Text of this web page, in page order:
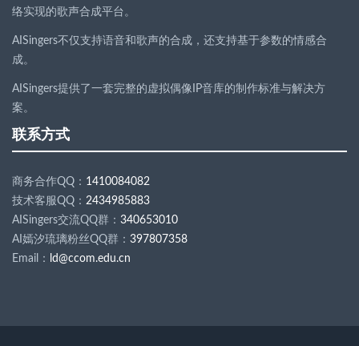
络实现的歌声合成平台。
AISingers不仅支持语音和歌声的合成，还支持基于参数的情感合
成。
AISingers提供了一套完整的虚拟偶像IP音库的制作标准与解决方
案。
联系方式
商务合作QQ： 1410084082
技术客服QQ： 2434985883
AISingers交流QQ群： 340653010
AI嫣汐琉璃粉丝QQ群： 397807358
Email：
ld@ccom.edu.cn